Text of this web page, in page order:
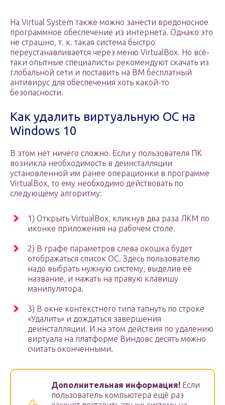
На Virtual System также можно занести вредоносное
программное обеспечение из интернета. Однако это
не страшно, т. к. такая система быстро
переустанавливается через меню VirtualBox. Но всё-
таки опытные специалисты рекомендуют скачать из
глобальной сети и поставить на ВМ бесплатный
антивирус для обеспечения хоть какой-то
безопасности.
Как удалить виртуальную ОС на
Windows 10
В этом нет ничего сложно. Если у пользователя ПК
возникла необходимость в деинсталляции
установленной им ранее операционки в программе
VirtualBox, то ему необходимо действовать по
следующему алгоритму:
1) Открыть VirtualBox, кликнув два раза ЛКМ по
иконке приложения на рабочем столе.
2) В графе параметров слева окошка будет
отображаться список ОС. Здесь пользователю
надо выбрать нужную систему, выделив её
название, и нажать на правую клавишу
манипулятора.
3) В окне контекстного типа тапнуть по строке
«Удалить» и дождаться завершения
деинсталляции. И на этом действия по удалению
виртуала на платформе Виндовс десять можно
считать оконченными.
Дополнительная информация! Если
пользователь компьютера ещё раз